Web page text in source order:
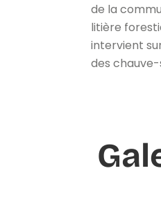
de la
litière
intervient
des chauve-